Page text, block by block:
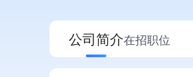
公司简介在招职位